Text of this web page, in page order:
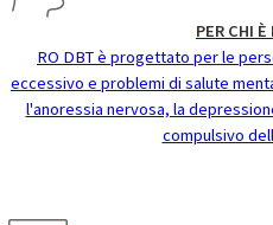
PER CHI
RO DBT è progettato per le
eccessivo e problemi di salute
l'anoressia nervosa, la
compulsivo